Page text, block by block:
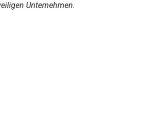
Unternehmen.